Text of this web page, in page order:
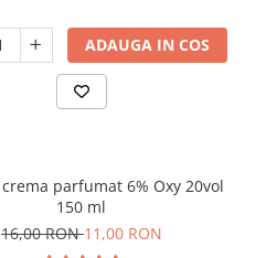
ADAUGA IN COS
parfumat 6% Oxy 20vol
150 ml
16,00 RON11,00 RON